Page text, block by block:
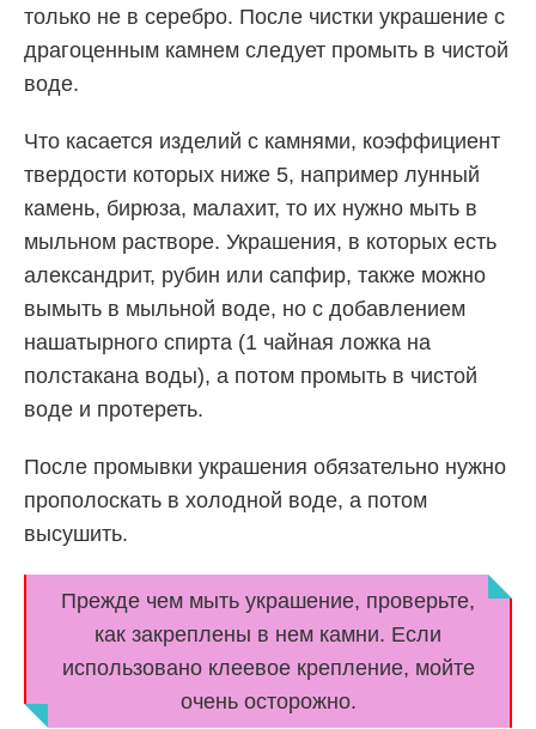
только не в серебро. После чистки украшение с
драгоценным камнем следует промыть в чистой
воде.
Что касается изделий с камнями, коэффициент
твердости которых ниже 5, например лунный
камень, бирюза, малахит, то их нужно мыть в
мыльном растворе. Украшения, в которых есть
александрит, рубин или сапфир, также можно
вымыть в мыльной воде, но с добавлением
нашатырного спирта (1 чайная ложка на
полстакана воды), а потом промыть в чистой
воде и протереть.
После промывки украшения обязательно нужно
прополоскать в холодной воде, а потом
высушить.
Прежде чем мыть украшение, проверьте,
как закреплены в нем камни. Если
использовано клеевое крепление, мойте
очень осторожно.